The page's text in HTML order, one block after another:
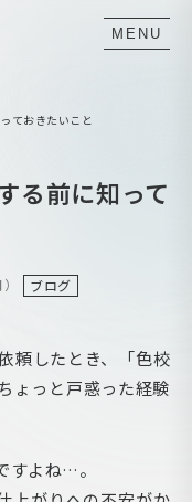
MENU
ておきたいこと
る前に知って
ブログ
頼したとき、「色校
ょっと戸惑った経験
すよね…。